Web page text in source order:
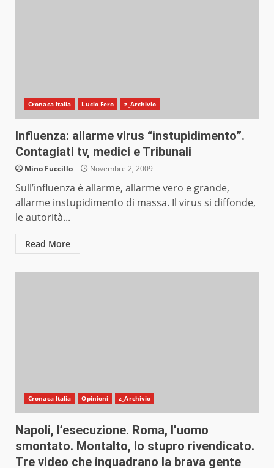
Cronaca Italia Lucio Fero z_Archivio
Influenza: allarme virus “instupidimento”.
Contagiati tv, medici e Tribunali
Mino Fuccillo Novembre 2, 2009
Sull’influenza è allarme, allarme vero e grande,
allarme instupidimento di massa. Il virus si diffonde,
le autorità...
Read More
Cronaca Italia Opinioni z_Archivio
Napoli, l’esecuzione. Roma, l’uomo
smontato. Montalto, lo stupro rivendicato.
Tre video che inquadrano la brava gente